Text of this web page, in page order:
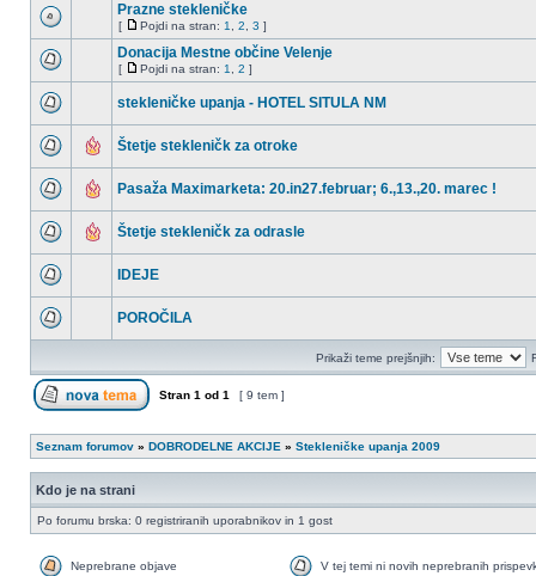
Prazne stekleničke
[ Pojdi na stran: 1 2 3 ]
Donacija Mestne občine Velenje
[ Pojdi na stran: 1 2 ]
stekleničke upanja - HOTEL SITULA NM
Štetje stekleničk za otroke
Pasaža Maximarketa: 20.in27.februar; 6.,13.,20. marec !
Štetje stekleničk za odrasle
IDEJE
POROČILA
Prikaži teme prejšnjih:
Stran 1 od 1 [ 9 tem ]
Seznam forumov » DOBRODELNE AKCIJE » Stekleničke upanja 2009
Kdo je na strani
Po forumu brska: 0 registriranih uporabnikov in 1 gost
Neprebrane objave V tej temi ni novih neprebranih